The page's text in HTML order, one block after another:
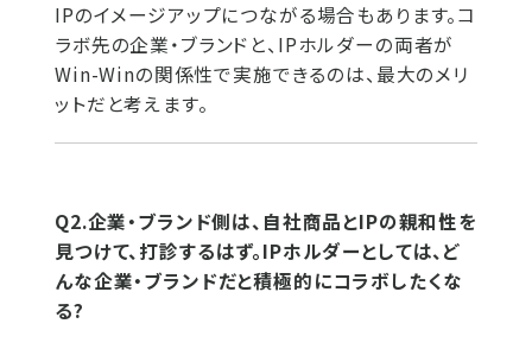
IPのイメージアップにつながる場合もあります。コ
ラボ先の企業・ブランドと、IPホルダーの両者が
Win-Winの関係性で実施できるのは、最大のメリ
ットだと考えます。
Q2.企業・ブランド側は、自社商品とIPの親和性を
見つけて、打診するはず。IPホルダーとしては、ど
んな企業・ブランドだと積極的にコラボしたくな
る?